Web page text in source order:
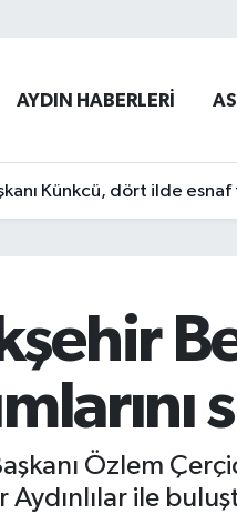
AYDIN HABERLERİ
Künkcü, dört ilde
Özlem
Aydınlılar ile